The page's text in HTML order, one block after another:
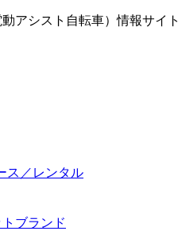
アシスト自転車）情報サイト
ス／レンタル
ブランド